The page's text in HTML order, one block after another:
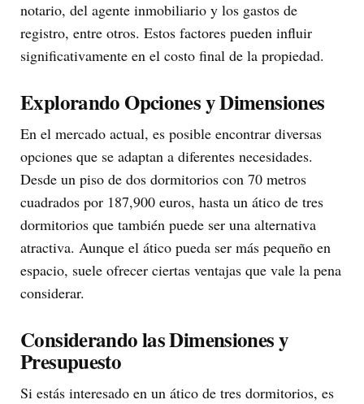
notario, del agente inmobiliario y los gastos de
registro, entre otros. Estos factores pueden influir
significativamente en el costo final de la propiedad.
Explorando Opciones y Dimensiones
En el mercado actual, es posible encontrar diversas
opciones que se adaptan a diferentes necesidades.
Desde un piso de dos dormitorios con 70 metros
cuadrados por 187,900 euros, hasta un ático de tres
dormitorios que también puede ser una alternativa
atractiva. Aunque el ático pueda ser más pequeño en
espacio, suele ofrecer ciertas ventajas que vale la pena
considerar.
Considerando las Dimensiones y
Presupuesto
Si estás interesado en un ático de tres dormitorios, es